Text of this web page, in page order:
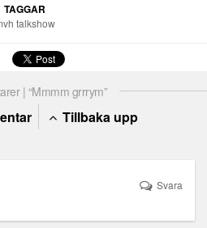
TAGGAR
talkshow
| “Mmmm grrrym”
Tillbaka upp
Svara